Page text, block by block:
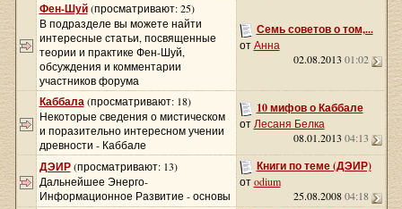
Фен-Шуй (просматривают: 25)
В подразделе вы можете найти
интересные статьи, посвященные
теории и практике Фен-Шуй,
обсуждения и комментарии
участников форума
Семь советов о том,...
отАнна
02.08.2013 01:02
Каббала (просматривают: 18)
Некоторые сведения о мистическом
и поразительно интересном учении
древности - Каббале
10 мифов о Каббале
отЛесаня Белка
08.01.2013 04:13
ДЭИР (просматривают: 13)
Дальнейшее Энерго-
Информационное Развитие - основы
Книги по теме (ДЭИР)
отodium
25.08.200804:18